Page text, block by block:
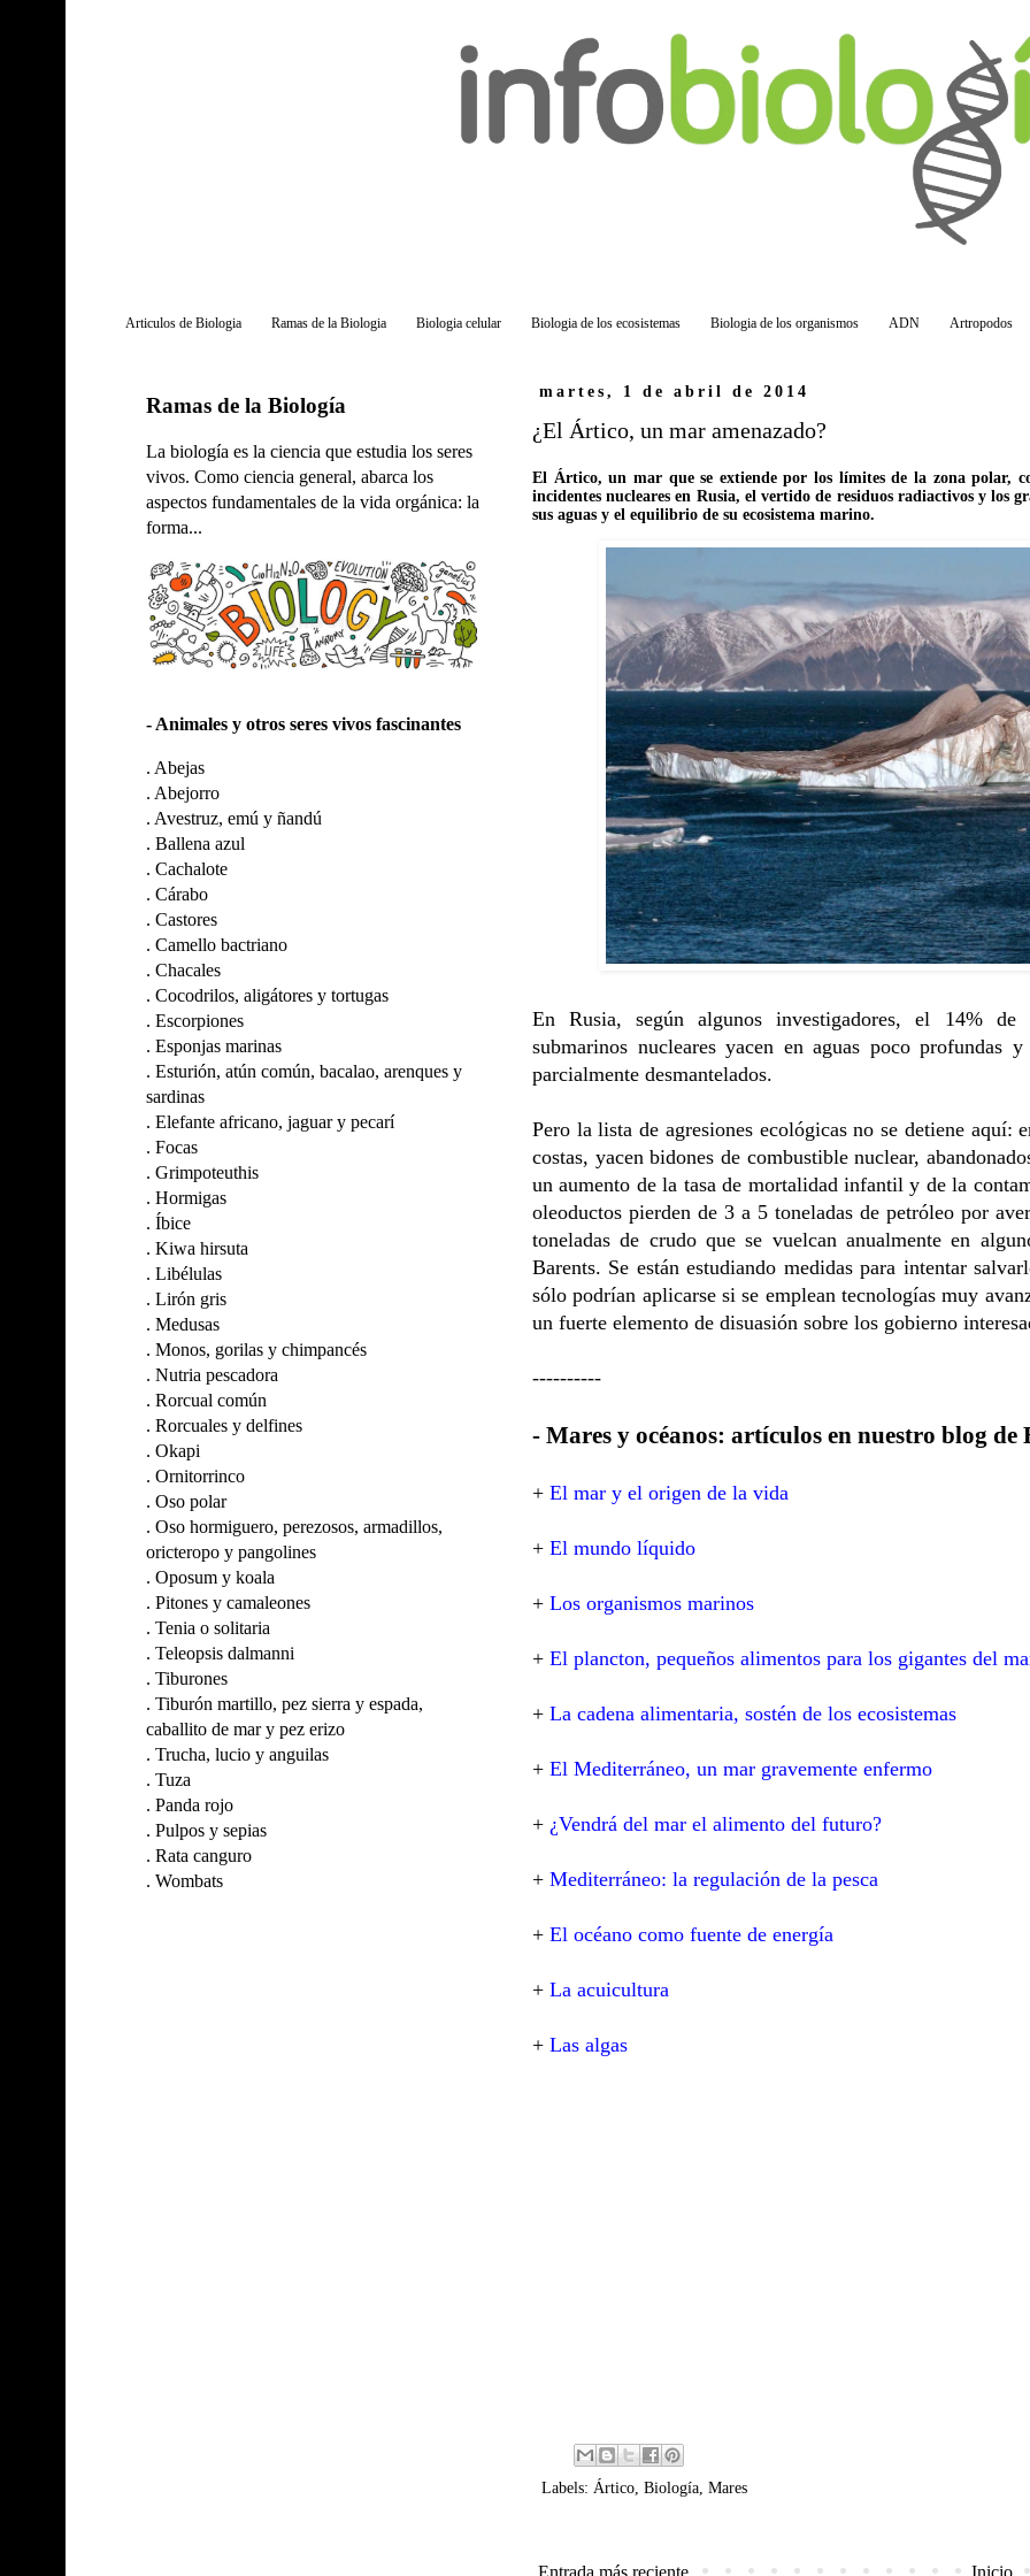
Articulos de Biologia Ramas de la Biologia Biologia celular Biologia de los ecosistemas Biologia de los organismos ADN Artropodos
martes, 1 de abril de 2014
¿El Ártico, un mar amenazado?
El Ártico, un mar que se extiende por los límites de la zona polar,
incidentes nucleares en Rusia, el vertido de residuos radiactivos y los
sus aguas y el equilibrio de su ecosistema marino.
En Rusia, según algunos investigadores, el 14% de
submarinos nucleares yacen en aguas poco profundas
parcialmente desmantelados.
Pero la lista de agresiones ecológicas no se detiene aquí:
costas, yacen bidones de combustible nuclear,
un aumento de la tasa de mortalidad infantil y de la
oleoductos pierden de 3 a 5 toneladas de petróleo por
toneladas de crudo que se vuelcan anualmente en
Barents. Se están estudiando medidas para intentar
sólo podrían aplicarse si se emplean tecnologías muy
un fuerte elemento de disuasión sobre los gobierno
----------
- Mares y océanos: artículos en nuestro blog de
+ El mar y el origen de la vida
+ El mundo líquido
+ Los organismos marinos
+ El plancton, pequeños alimentos para los gigantes del
+ La cadena alimentaria, sostén de los ecosistemas
+ El Mediterráneo, un mar gravemente enfermo
+ ¿Vendrá del mar el alimento del futuro?
+ Mediterráneo: la regulación de la pesca
+ El océano como fuente de energía
+ La acuicultura
+ Las algas
Labels: Ártico Biología Mares
Ramas de la Biología
La biología es la ciencia que estudia los seres
vivos. Como ciencia general, abarca los
aspectos fundamentales de la vida orgánica: la
forma...
- Animales y otros seres vivos fascinantes
. Abejas
. Abejorro
. Avestruz, emú y ñandú
. Ballena azul
. Cachalote
. Cárabo
. Castores
. Camello bactriano
. Chacales
. Cocodrilos, aligátores y tortugas
. Escorpiones
. Esponjas marinas
. Esturión, atún común, bacalao, arenques y
sardinas
. Elefante africano, jaguar y pecarí
. Focas
. Grimpoteuthis
. Hormigas
. Íbice
. Kiwa hirsuta
. Libélulas
. Lirón gris
. Medusas
. Monos, gorilas y chimpancés
. Nutria pescadora
. Rorcual común
. Rorcuales y delfines
. Okapi
. Ornitorrinco
. Oso polar
. Oso hormiguero, perezosos, armadillos,
oricteropo y pangolines
. Oposum y koala
. Pitones y camaleones
. Tenia o solitaria
. Teleopsis dalmanni
. Tiburones
. Tiburón martillo, pez sierra y espada,
caballito de mar y pez erizo
. Trucha, lucio y anguilas
. Tuza
. Panda rojo
. Pulpos y sepias
. Rata canguro
. Wombats